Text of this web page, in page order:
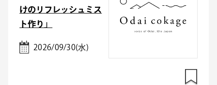
けのリフレッシュミス
ト作り」
2026/09/30(水)